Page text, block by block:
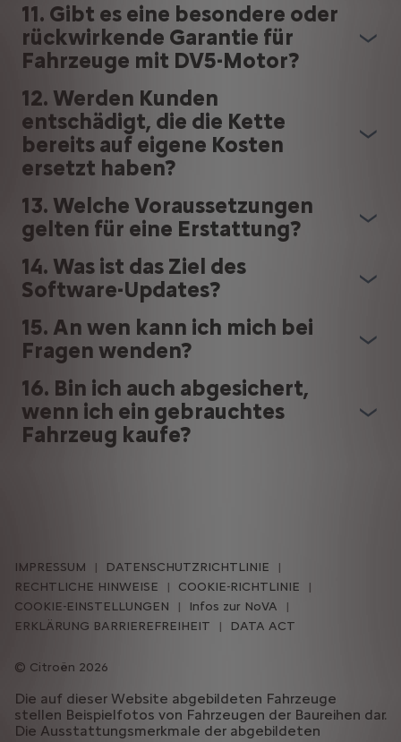
11. Gibt es eine besondere oder
rückwirkende Garantie für
Fahrzeuge mit DV5-Motor?
12. Werden Kunden
entschädigt, die die Kette
bereits auf eigene Kosten
ersetzt haben?
13. Welche Voraussetzungen
gelten für eine Erstattung?
14. Was ist das Ziel des
Software-Updates?
15. An wen kann ich mich bei
Fragen wenden?
16. Bin ich auch abgesichert,
wenn ich ein gebrauchtes
Fahrzeug kaufe?
Citroën 2026
IMPRESSUM
DATENSCHUTZRICHTLINIE
RECHTLICHE HINWEISE
COOKIE-RICHTLINIE
COOKIE-EINSTELLUNGEN
Infos zur NoVA
ERKLÄRUNG BARRIEREFREIHEIT
DATA ACT
Die auf dieser Website abgebildeten Fahrzeuge
stellen Beispielfotos von Fahrzeugen der Baureihen dar.
Die Ausstattungsmerkmale der abgebildeten